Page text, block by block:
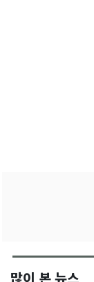
많이 본 뉴스